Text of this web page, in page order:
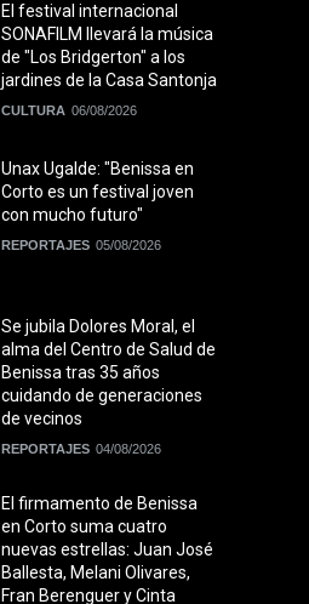
El festival internacional
SONAFILM llevará la música
de "Los Bridgerton" a los
jardines de la Casa Santonja
CULTURA 06/08/2026
Unax Ugalde: "Benissa en
Corto es un festival joven
con mucho futuro"
REPORTAJES 05/08/2026
Se jubila Dolores Moral, el
alma del Centro de Salud de
Benissa tras 35 años
cuidando de generaciones
de vecinos
REPORTAJES 04/08/2026
El firmamento de Benissa
en Corto suma cuatro
nuevas estrellas: Juan José
Ballesta, Melani Olivares,
Fran Berenguer y Cinta